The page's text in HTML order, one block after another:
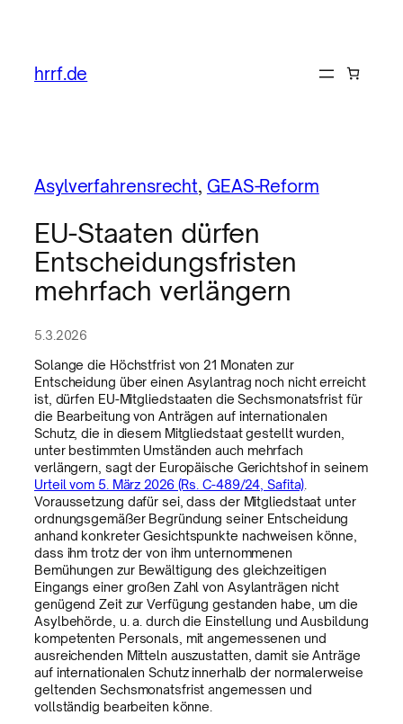
hrrf.de
Asylverfahrensrecht GEAS-Reform
EU-Staaten dürfen
Entscheidungsfristen
mehrfach verlängern
5.3.2026
Solange die Höchstfrist von 21 Monaten zur
Entscheidung über einen Asylantrag noch nicht erreicht
ist, dürfen EU-Mitgliedstaaten die Sechsmonatsfrist für
die Bearbeitung von Anträgen auf internationalen
Schutz, die in diesem Mitgliedstaat gestellt wurden,
unter bestimmten Umständen auch mehrfach
verlängern, sagt der Europäische Gerichtshof in seinem
Urteil vom 5. März 2026 (Rs. C-489/24, Safita)
Voraussetzung dafür sei, dass der Mitgliedstaat unter
ordnungsgemäßer Begründung seiner Entscheidung
anhand konkreter Gesichtspunkte nachweisen könne,
dass ihm trotz der von ihm unternommenen
Bemühungen zur Bewältigung des gleichzeitigen
Eingangs einer großen Zahl von Asylanträgen nicht
genügend Zeit zur Verfügung gestanden habe, um die
Asylbehörde, u. a. durch die Einstellung und Ausbildung
kompetenten Personals, mit angemessenen und
ausreichenden Mitteln auszustatten, damit sie Anträge
auf internationalen Schutz innerhalb der normalerweise
geltenden Sechsmonatsfrist angemessen und
vollständig bearbeiten könne.